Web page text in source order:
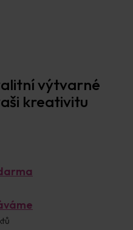
výtvarné
kreativitu